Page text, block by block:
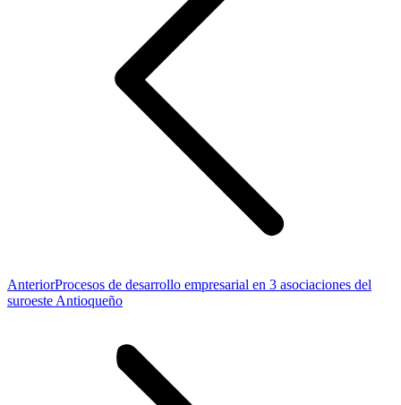
AnteriorPublicación
anterior:
Procesos de desarrollo empresarial en 3 asociaciones del
suroeste Antioqueño